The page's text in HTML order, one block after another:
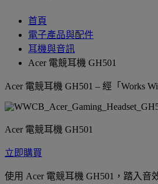
首頁
電子產品與配件
耳機與音訊
Acer 電競耳機 GH501
Acer 電競耳機 GH501 – 經「Works
Acer 電競耳機 GH501
立即購買
使用 Acer 電競耳機 GH501，踏入音